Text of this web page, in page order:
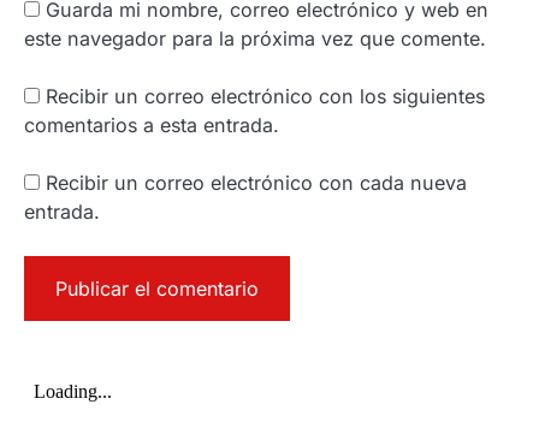
Guarda mi nombre, correo electrónico y web en
este navegador para la próxima vez que comente.
Recibir un correo electrónico con los siguientes
comentarios a esta entrada.
Recibir un correo electrónico con cada nueva
entrada.